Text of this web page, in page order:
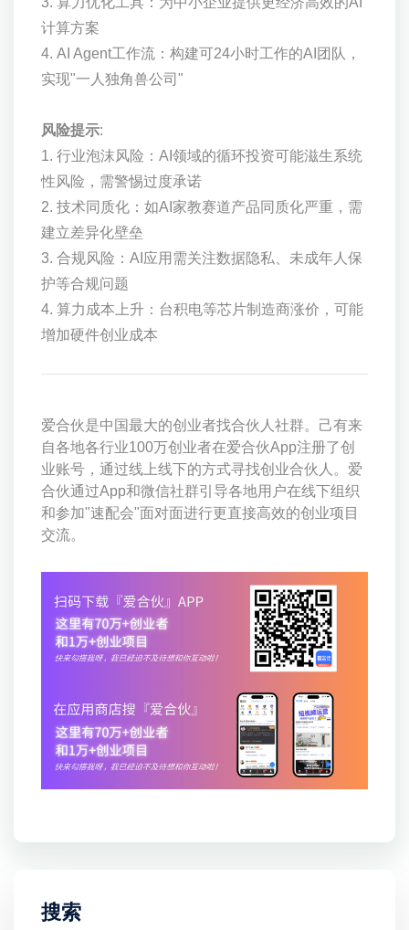
计算方案
4. AI Agent工作流：构建可24小时工作的AI团队，
实现"一人独角兽公司"
风险提示:
1. 行业泡沫风险：AI领域的循环投资可能滋生系统
性风险，需警惕过度承诺
2. 技术同质化：如AI家教赛道产品同质化严重，需
建立差异化壁垒
3. 合规风险：AI应用需关注数据隐私、未成年人保
护等合规问题
4. 算力成本上升：台积电等芯片制造商涨价，可能
增加硬件创业成本
爱合伙是中国最大的创业者找合伙人社群。己有来
自各地各行业100万创业者在爱合伙App注册了创
业账号，通过线上线下的方式寻找创业合伙人。爱
合伙通过App和微信社群引导各地用户在线下组织
和参加"速配会"面对面进行更直接高效的创业项目
交流。
搜索